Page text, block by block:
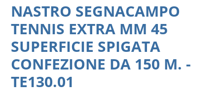
NASTRO SEGNACAMPO
TENNIS EXTRA MM 45
SUPERFICIE SPIGATA
CONFEZIONE DA 150 M. -
TE130.01